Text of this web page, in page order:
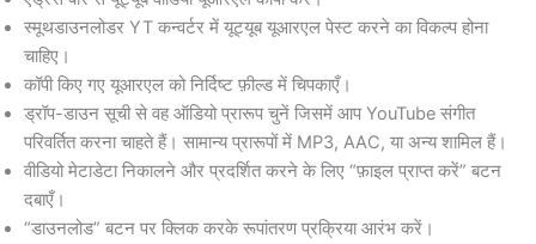
स्मूथडाउनलोडर YT कन्वर्टर में यूट्यूब यूआरएल पेस्ट करने का विकल्प होना
चाहिए।
कॉपी किए गए यूआरएल को निर्दिष्ट फ़ील्ड में चिपकाएँ।
ड्रॉप-डाउन सूची से वह ऑडियो प्रारूप चुनें जिसमें आप YouTube संगीत
परिवर्तित करना चाहते हैं। सामान्य प्रारूपों में MP3, AAC, या अन्य शामिल हैं।
वीडियो मेटाडेटा निकालने और प्रदर्शित करने के लिए “फ़ाइल प्राप्त करें” बटन
दबाएँ।
“डाउनलोड” बटन पर क्लिक करके रूपांतरण प्रक्रिया आरंभ करें।